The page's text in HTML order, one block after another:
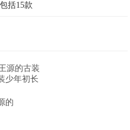
括15款
的